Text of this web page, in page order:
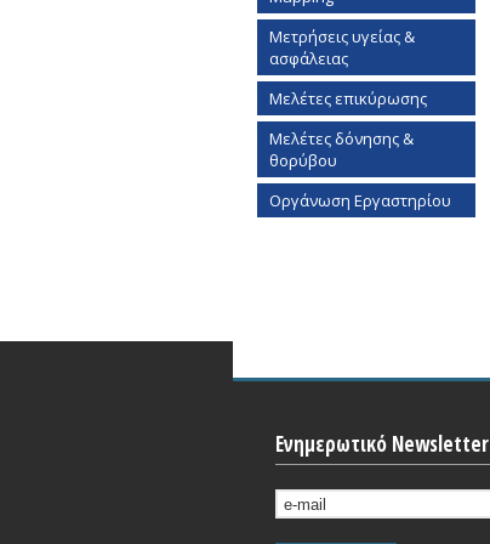
Μετρήσεις υγείας &
ασφάλειας
Μελέτες επικύρωσης
Μελέτες δόνησης &
θορύβου
Οργάνωση Εργαστηρίου
Ενημερωτικό Newsletter